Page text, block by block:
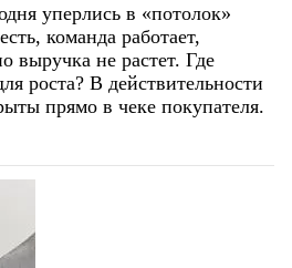
уперлись в «потолок»
команда работает,
выручка не растет. Где
роста? В действительности
прямо в чеке покупателя.